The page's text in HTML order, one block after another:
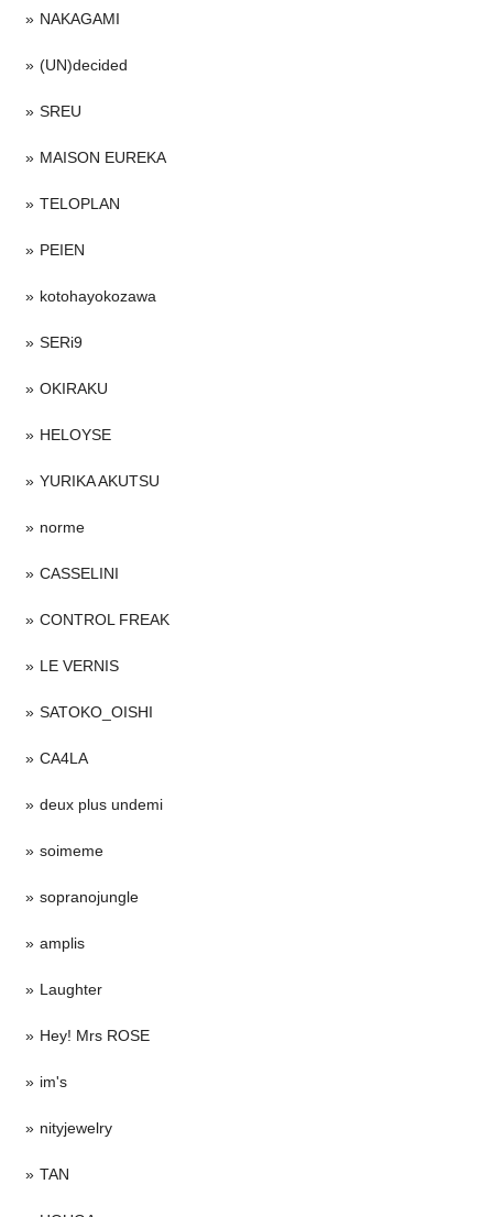
NAKAGAMI
(UN)decided
SREU
MAISON EUREKA
TELOPLAN
PEIEN
kotohayokozawa
SERi9
OKIRAKU
HELOYSE
YURIKA AKUTSU
norme
CASSELINI
CONTROL FREAK
LE VERNIS
SATOKO_OISHI
CA4LA
deux plus undemi
soimeme
sopranojungle
amplis
Laughter
Hey! Mrs ROSE
im's
nityjewelry
TAN